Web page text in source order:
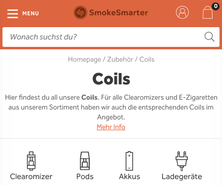
MENU E-Zigarette
E-Zigaretten Starter-Sets
Clearomizer
Coils
Einweg
Einweg Vape
Liquids
E-Liquid
Base
Zubehör
Clearomizer
Driptips
Akkus
Ladegeräte
DIY
Aromen
Wick & Coils
Liquid Flaschen
Homepage/Zubehör/ Coils
Coils
Hier findest du all unsereCoils. Für alle Clearomizers und E-Zigaretten
aus unserem Sortiment haben wir auch die entsprechenden Coils im
Angebot.
Mehr Info
Clearomizer Pods Akkus Ladegeräte